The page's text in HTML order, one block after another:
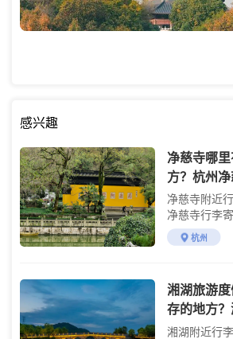
感兴趣
净慈寺哪
方？杭州
收费？
净慈寺附近
净慈寺行李
杭州
湘湖旅游
存的地方
收费？
湘湖附近行